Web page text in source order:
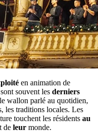
en animation de
souvent les derniers
wallon parlé au quotidien,
les traditions locales. Les
touchent les résidents au
de leur monde.